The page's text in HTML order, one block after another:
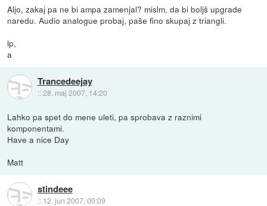
Aljo, zakaj pa ne bi ampa zamenjal? mislm, da bi boljš upgrade
naredu. Audio analogue probaj, paše fino skupaj z triangli.
lp,
a
Trancedeejay
::28. maj 2007, 14:20
Lahko pa spet do mene uleti, pa sprobava z raznimi
komponentami.
Have a nice Day
Matt
stindeee
:: 12. jun 2007, 00:09